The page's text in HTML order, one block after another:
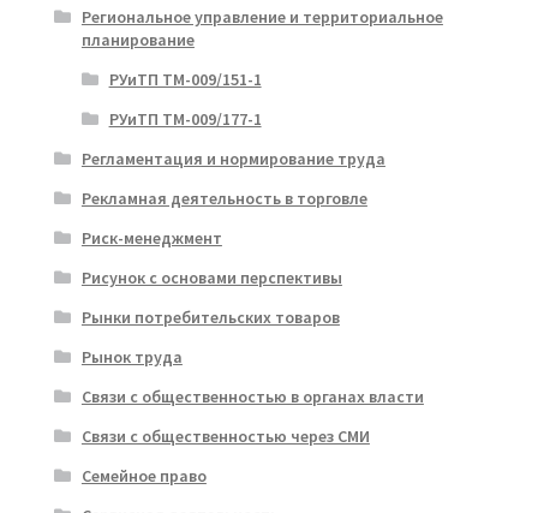
Региональное управление и территориальное
планирование
РУиТП ТМ-009/151-1
РУиТП ТМ-009/177-1
Регламентация и нормирование труда
Рекламная деятельность в торговле
Риск-менеджмент
Рисунок с основами перспективы
Рынки потребительских товаров
Рынок труда
Связи с общественностью в органах власти
Связи с общественностью через СМИ
Семейное право